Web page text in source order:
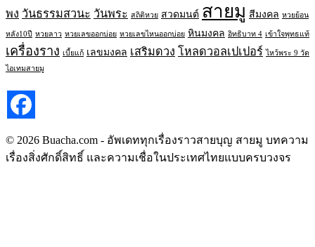
พง วันธรรมสวนะ วันพระ สถิติหวย สวดมนต์ สายมู สีมงคล หวยย้อน
หลัง10ปี หวยลาว หวยเลขออกบ่อย หวยเลขไหนออกบ่อย หินมงคล อิทธิบาท 4 เข้าใจพุทธแท้
เครื่องราง เบี้ยแก้ เลขมงคล เสริมดวง โหลดวอลเปเปอร์ ไหว้พระ 9 วัด
ไอเทมสายมู
© 2026 Buacha.com - อัพเดททุกเรื่องราวสายบุญ สายมู บทความ
เรื่องสิ่งศักดิ์สิทธิ์ และความเชื่อในประเทศไทยแบบครบวงจร